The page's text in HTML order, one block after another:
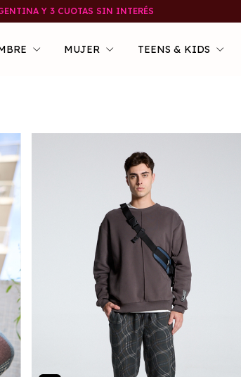
Y 3 CUOTAS SIN INTERÉS
MUJER TEENS & KIDS